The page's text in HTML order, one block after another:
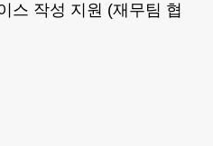
스 작성 지원 (재무팀 협